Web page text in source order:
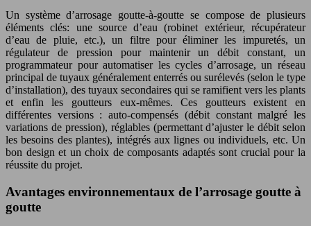
Un système d’arrosage goutte-à-goutte se compose de plusieurs
éléments clés: une source d’eau (robinet extérieur, récupérateur
d’eau de pluie, etc.), un filtre pour éliminer les impuretés, un
régulateur de pression pour maintenir un débit constant, un
programmateur pour automatiser les cycles d’arrosage, un réseau
principal de tuyaux généralement enterrés ou surélevés (selon le type
d’installation), des tuyaux secondaires qui se ramifient vers les plants
et enfin les goutteurs eux-mêmes. Ces goutteurs existent en
différentes versions : auto-compensés (débit constant malgré les
variations de pression), réglables (permettant d’ajuster le débit selon
les besoins des plantes), intégrés aux lignes ou individuels, etc. Un
bon design et un choix de composants adaptés sont crucial pour la
réussite du projet.
Avantages environnementaux de l’arrosage goutte à
goutte